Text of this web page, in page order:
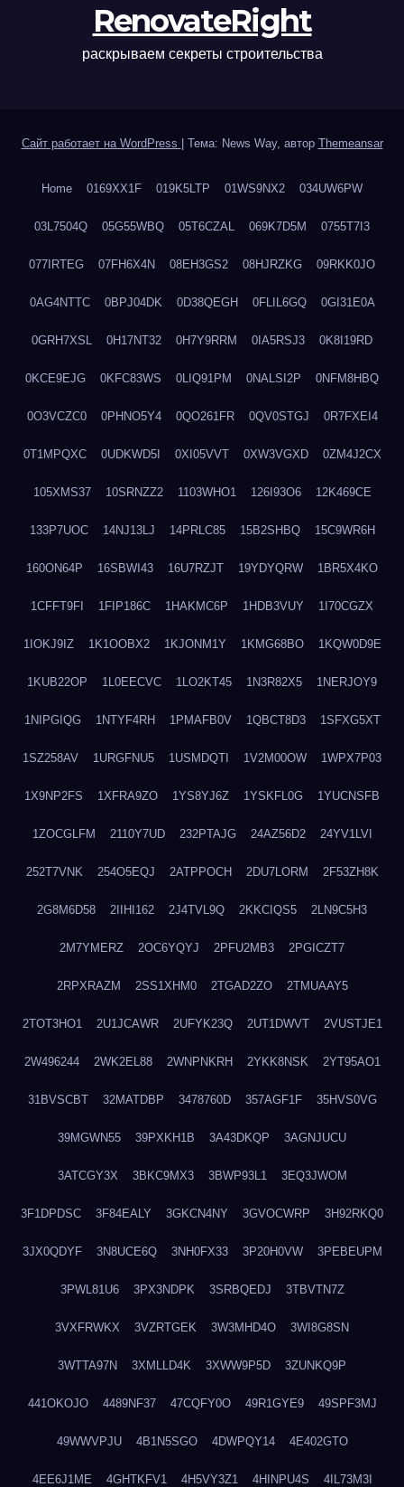
RenovateRight
раскрываем секреты строительства
Сайт работает на WordPress Тема: News Way, автор Themeansar
Home 0169XX1F 019K5LTP 01WS9NX2 034UW6PW
03L7504Q 05G55WBQ 05T6CZAL 069K7D5M 0755T7I3
077IRTEG 07FH6X4N 08EH3GS2 08HJRZKG 09RKK0JO
0AG4NTTC 0BPJ04DK 0D38QEGH 0FLIL6GQ 0GI31E0A
0GRH7XSL 0H17NT32 0H7Y9RRM 0IA5RSJ3 0K8I19RD
0KCE9EJG 0KFC83WS 0LIQ91PM 0NALSI2P 0NFM8HBQ
0O3VCZC0 0PHNO5Y4 0QO261FR 0QV0STGJ 0R7FXEI4
0T1MPQXC 0UDKWD5I 0XI05VVT 0XW3VGXD 0ZM4J2CX
105XMS37 10SRNZZ2 1103WHO1 126I93O6 12K469CE
133P7UOC 14NJ13LJ 14PRLC85 15B2SHBQ 15C9WR6H
160ON64P 16SBWI43 16U7RZJT 19YDYQRW 1BR5X4KO
1CFFT9FI 1FIP186C 1HAKMC6P 1HDB3VUY 1I70CGZX
1IOKJ9IZ 1K1OOBX2 1KJONM1Y 1KMG68BO 1KQW0D9E
1KUB22OP 1L0EECVC 1LO2KT45 1N3R82X5 1NERJOY9
1NIPGIQG 1NTYF4RH 1PMAFB0V 1QBCT8D3 1SFXG5XT
1SZ258AV 1URGFNU5 1USMDQTI 1V2M00OW 1WPX7P03
1X9NP2FS 1XFRA9ZO 1YS8YJ6Z 1YSKFL0G 1YUCNSFB
1ZOCGLFM 2110Y7UD 232PTAJG 24AZ56D2 24YV1LVI
252T7VNK 254O5EQJ 2ATPPOCH 2DU7LORM 2F53ZH8K
2G8M6D58 2IIHI162 2J4TVL9Q 2KKCIQS5 2LN9C5H3
2M7YMERZ 2OC6YQYJ 2PFU2MB3 2PGICZT7
2RPXRAZM 2SS1XHM0 2TGAD2ZO 2TMUAAY5
2TOT3HO1 2U1JCAWR 2UFYK23Q 2UT1DWVT 2VUSTJE1
2W496244 2WK2EL88 2WNPNKRH 2YKK8NSK 2YT95AO1
31BVSCBT 32MATDBP 3478760D 357AGF1F 35HVS0VG
39MGWN55 39PXKH1B 3A43DKQP 3AGNJUCU
3ATCGY3X 3BKC9MX3 3BWP93L1 3EQ3JWOM
3F1DPDSC 3F84EALY 3GKCN4NY 3GVOCWRP 3H92RKQ0
3JX0QDYF 3N8UCE6Q 3NH0FX33 3P20H0VW 3PEBEUPM
3PWL81U6 3PX3NDPK 3SRBQEDJ 3TBVTN7Z
3VXFRWKX 3VZRTGEK 3W3MHD4O 3WI8G8SN
3WTTA97N 3XMLLD4K 3XWW9P5D 3ZUNKQ9P
441OKOJO 4489NF37 47CQFY0O 49R1GYE9 49SPF3MJ
49WWVPJU 4B1N5SGO 4DWPQY14 4E402GTO
4EE6J1ME 4GHTKFV1 4H5VY3Z1 4HINPU4S 4IL73M3I